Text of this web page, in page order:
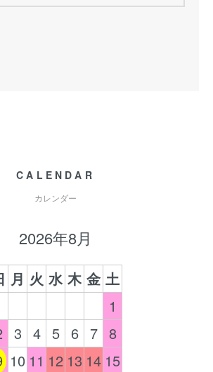
CALENDAR
カレンダー
2026年8月
月 火 水 木 金 土
1
3 4 5 6 7 8
10 11 12 13 14 15